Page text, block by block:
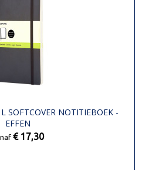
SOFTCOVER NOTITIEBOEK -
EFFEN
€ 17,30